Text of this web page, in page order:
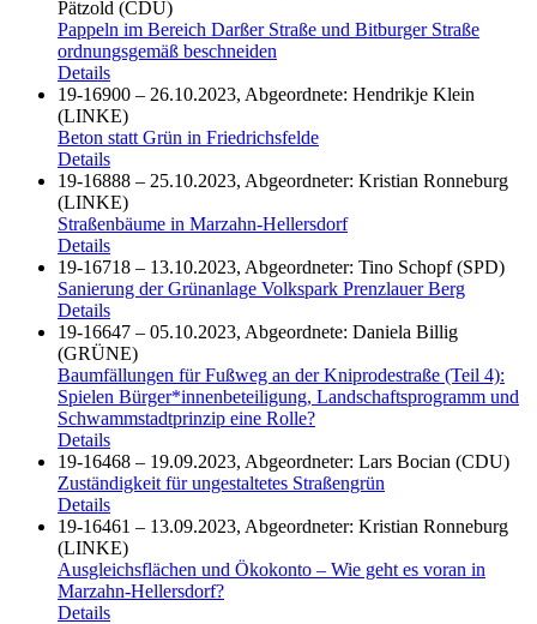
Pätzold (CDU)
Pappeln im Bereich Darßer Straße und Bitburger Straße
ordnungsgemäß beschneiden
Details
19-16900 – 26.10.2023, Abgeordnete: Hendrikje Klein
(LINKE)
Beton statt Grün in Friedrichsfelde
Details
19-16888 – 25.10.2023, Abgeordneter: Kristian Ronneburg
(LINKE)
Straßenbäume in Marzahn-Hellersdorf
Details
19-16718 – 13.10.2023, Abgeordneter: Tino Schopf (SPD)
Sanierung der Grünanlage Volkspark Prenzlauer Berg
Details
19-16647 – 05.10.2023, Abgeordnete: Daniela Billig
(GRÜNE)
Baumfällungen für Fußweg an der Kniprodestraße (Teil 4):
Spielen Bürger*innenbeteiligung, Landschaftsprogramm und
Schwammstadtprinzip eine Rolle?
Details
19-16468 – 19.09.2023, Abgeordneter: Lars Bocian (CDU)
Zuständigkeit für ungestaltetes Straßengrün
Details
19-16461 – 13.09.2023, Abgeordneter: Kristian Ronneburg
(LINKE)
Ausgleichsflächen und Ökokonto – Wie geht es voran in
Marzahn-Hellersdorf?
Details